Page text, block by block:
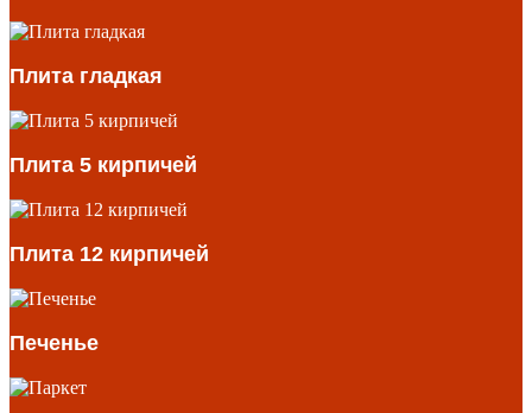
Плита гладкая
Плита 5 кирпичей
Плита 12 кирпичей
Печенье